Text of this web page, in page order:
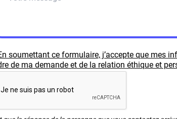
soumettant ce formulaire, j’accepte que mes
de ma demande et de la relation éthique et